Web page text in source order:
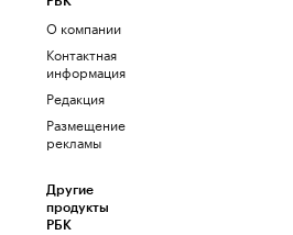
О компании
Контактная
информация
Редакция
Размещение
рекламы
Другие
продукты
РБК